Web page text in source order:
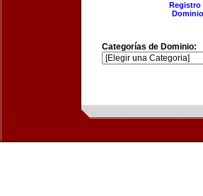
Registro
Categorías de Dominio: